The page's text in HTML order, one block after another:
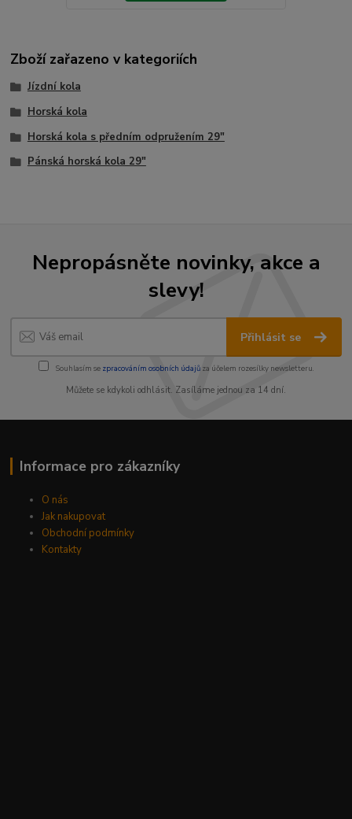
Zboží zařazeno v kategoriích
Jízdní kola
Horská kola
Horská kola s předním odpružením 29"
Pánská horská kola 29"
Nepropásněte novinky, akce a
slevy!
Přihlásit se
Souhlasím se zpracováním osobních údajůza účelem rozesílky newsletteru.
Můžete se kdykoli odhlásit. Zasíláme jednou za 14 dní.
Informace pro zákazníky
O nás
Jak nakupovat
Obchodní podmínky
Kontakty